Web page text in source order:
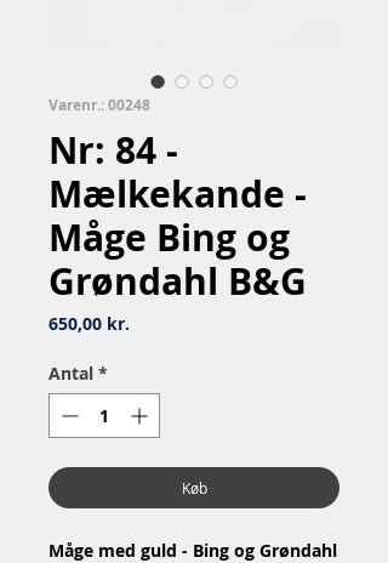
Varenr.: 00248
Nr: 84 -
Mælkekande -
Måge Bing og
Grøndahl B&G
650,00 kr.
Antal *
Køb
Måge med guld - Bing og Grøndahl